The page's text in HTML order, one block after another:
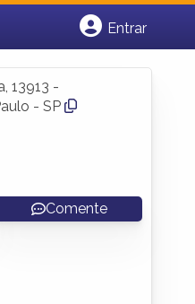
Entrar
13913 -
- SP
Comente